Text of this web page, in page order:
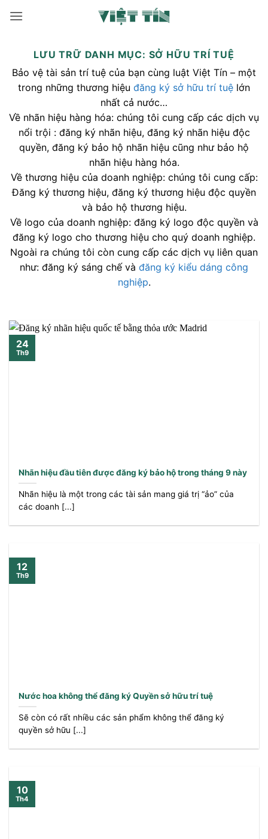
qua
LƯU TRỮ DANH MỤC: SỞ HỮU TRÍ TUỆ
Bảo vệ tài sản trí tuệ của bạn cùng luật Việt Tín – một
trong những thương hiệu đăng ký sở hữu trí tuệ lớn
nhất cả nước…
Về nhãn hiệu hàng hóa: chúng tôi cung cấp các dịch vụ
nổi trội : đăng ký nhãn hiệu, đăng ký nhãn hiệu độc
quyền, đăng ký bảo hộ nhãn hiệu cũng như bảo hộ
nhãn hiệu hàng hóa.
Về thương hiệu của doanh nghiệp: chúng tôi cung cấp:
Đăng ký thương hiệu, đăng ký thương hiệu độc quyền
và bảo hộ thương hiệu.
Về logo của doanh nghiệp: đăng ký logo độc quyền và
đăng ký logo cho thương hiệu cho quý doanh nghiệp.
Ngoài ra chúng tôi còn cung cấp các dịch vụ liên quan
như: đăng ký sáng chế và đăng ký kiểu dáng công
nghiệp.
Nhãn hiệu đầu tiên được đăng ký bảo hộ trong tháng 9 này
Nhãn hiệu là một trong các tài sản mang giá trị “ảo” của
các doanh [...]
24
Th9
Nước hoa không thể đăng ký Quyền sở hữu trí tuệ
Sẽ còn có rất nhiều các sản phẩm không thể đăng ký
quyền sở hữu [...]
12
Th9
10
Th4